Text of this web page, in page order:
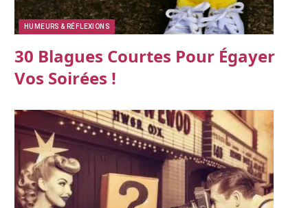
HUMEURS & RÉFLEXIONS
30 Blagues Courtes Pour Égayer
Vos Soirées !